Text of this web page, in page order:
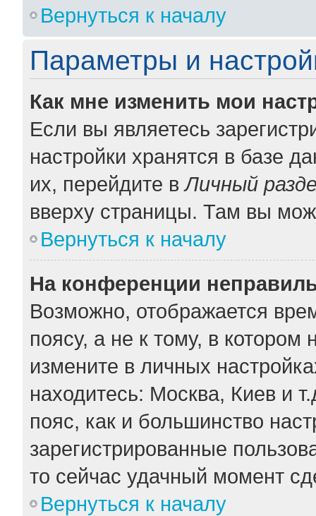
Вернуться к началу
Параметры и
Как мне изменить мои
Если вы являетесь
настройки хранятся в базе
их, перейдите вЛичный
вверху страницы. Там вы
Вернуться к началу
На конференции
Возможно, отображается
поясу, а не к тому, в
измените в личных
находитесь: Москва, Киев и
пояс, как и большинство
зарегистрированные
то сейчас удачный момент
Вернуться к началу